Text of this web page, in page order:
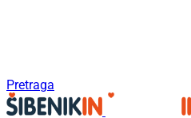
Pretraga